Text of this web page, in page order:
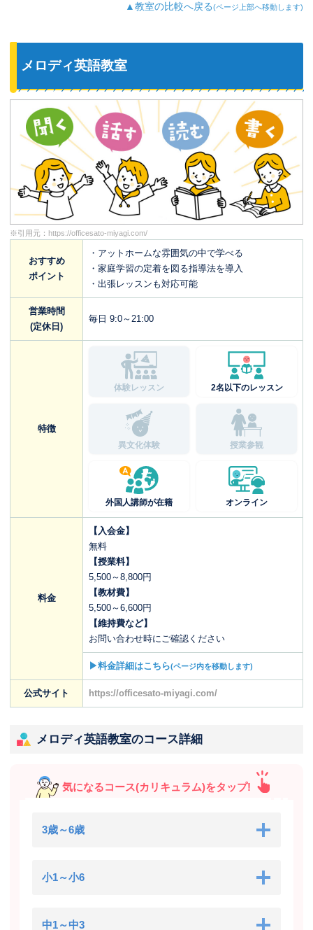
▲教室の比較へ戻る(ページ上部へ移動します)
メロディ英語教室
※引用元： https://officesato-miyagi.com/
おすすめ
ポイント
・アットホームな雰囲気の中で学べる
・家庭学習の定着を図る指導法を導入
・出張レッスンも対応可能
営業時間
(定休日)
毎日 9:0～21:00
特徴
体験レッスン 2名以下のレッスン
異文化体験 授業参観
外国人講師が在籍 オンライン
料金
【入会金】
無料
【授業料】
5,500～8,800円
【教材費】
5,500～6,600円
【維持費など】
お問い合わせ時にご確認ください
▶料金詳細はこちら(ページ内を移動します)
公式サイト https://officesato-miyagi.com/
メロディ英語教室のコース詳細
気になるコース(カリキュラム)をタップ!
3歳～6歳
小1～小6
中1～中3